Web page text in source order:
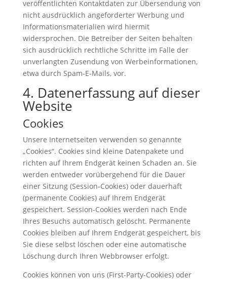
veröffentlichten Kontaktdaten zur Übersendung von
nicht ausdrücklich angeforderter Werbung und
Informationsmaterialien wird hiermit
widersprochen. Die Betreiber der Seiten behalten
sich ausdrücklich rechtliche Schritte im Falle der
unverlangten Zusendung von Werbeinformationen,
etwa durch Spam-E-Mails, vor.
4. Datenerfassung auf dieser
Website
Cookies
Unsere Internetseiten verwenden so genannte
„Cookies“. Cookies sind kleine Datenpakete und
richten auf Ihrem Endgerät keinen Schaden an. Sie
werden entweder vorübergehend für die Dauer
einer Sitzung (Session-Cookies) oder dauerhaft
(permanente Cookies) auf Ihrem Endgerät
gespeichert. Session-Cookies werden nach Ende
Ihres Besuchs automatisch gelöscht. Permanente
Cookies bleiben auf Ihrem Endgerät gespeichert, bis
Sie diese selbst löschen oder eine automatische
Löschung durch Ihren Webbrowser erfolgt.
Cookies können von uns (First-Party-Cookies) oder